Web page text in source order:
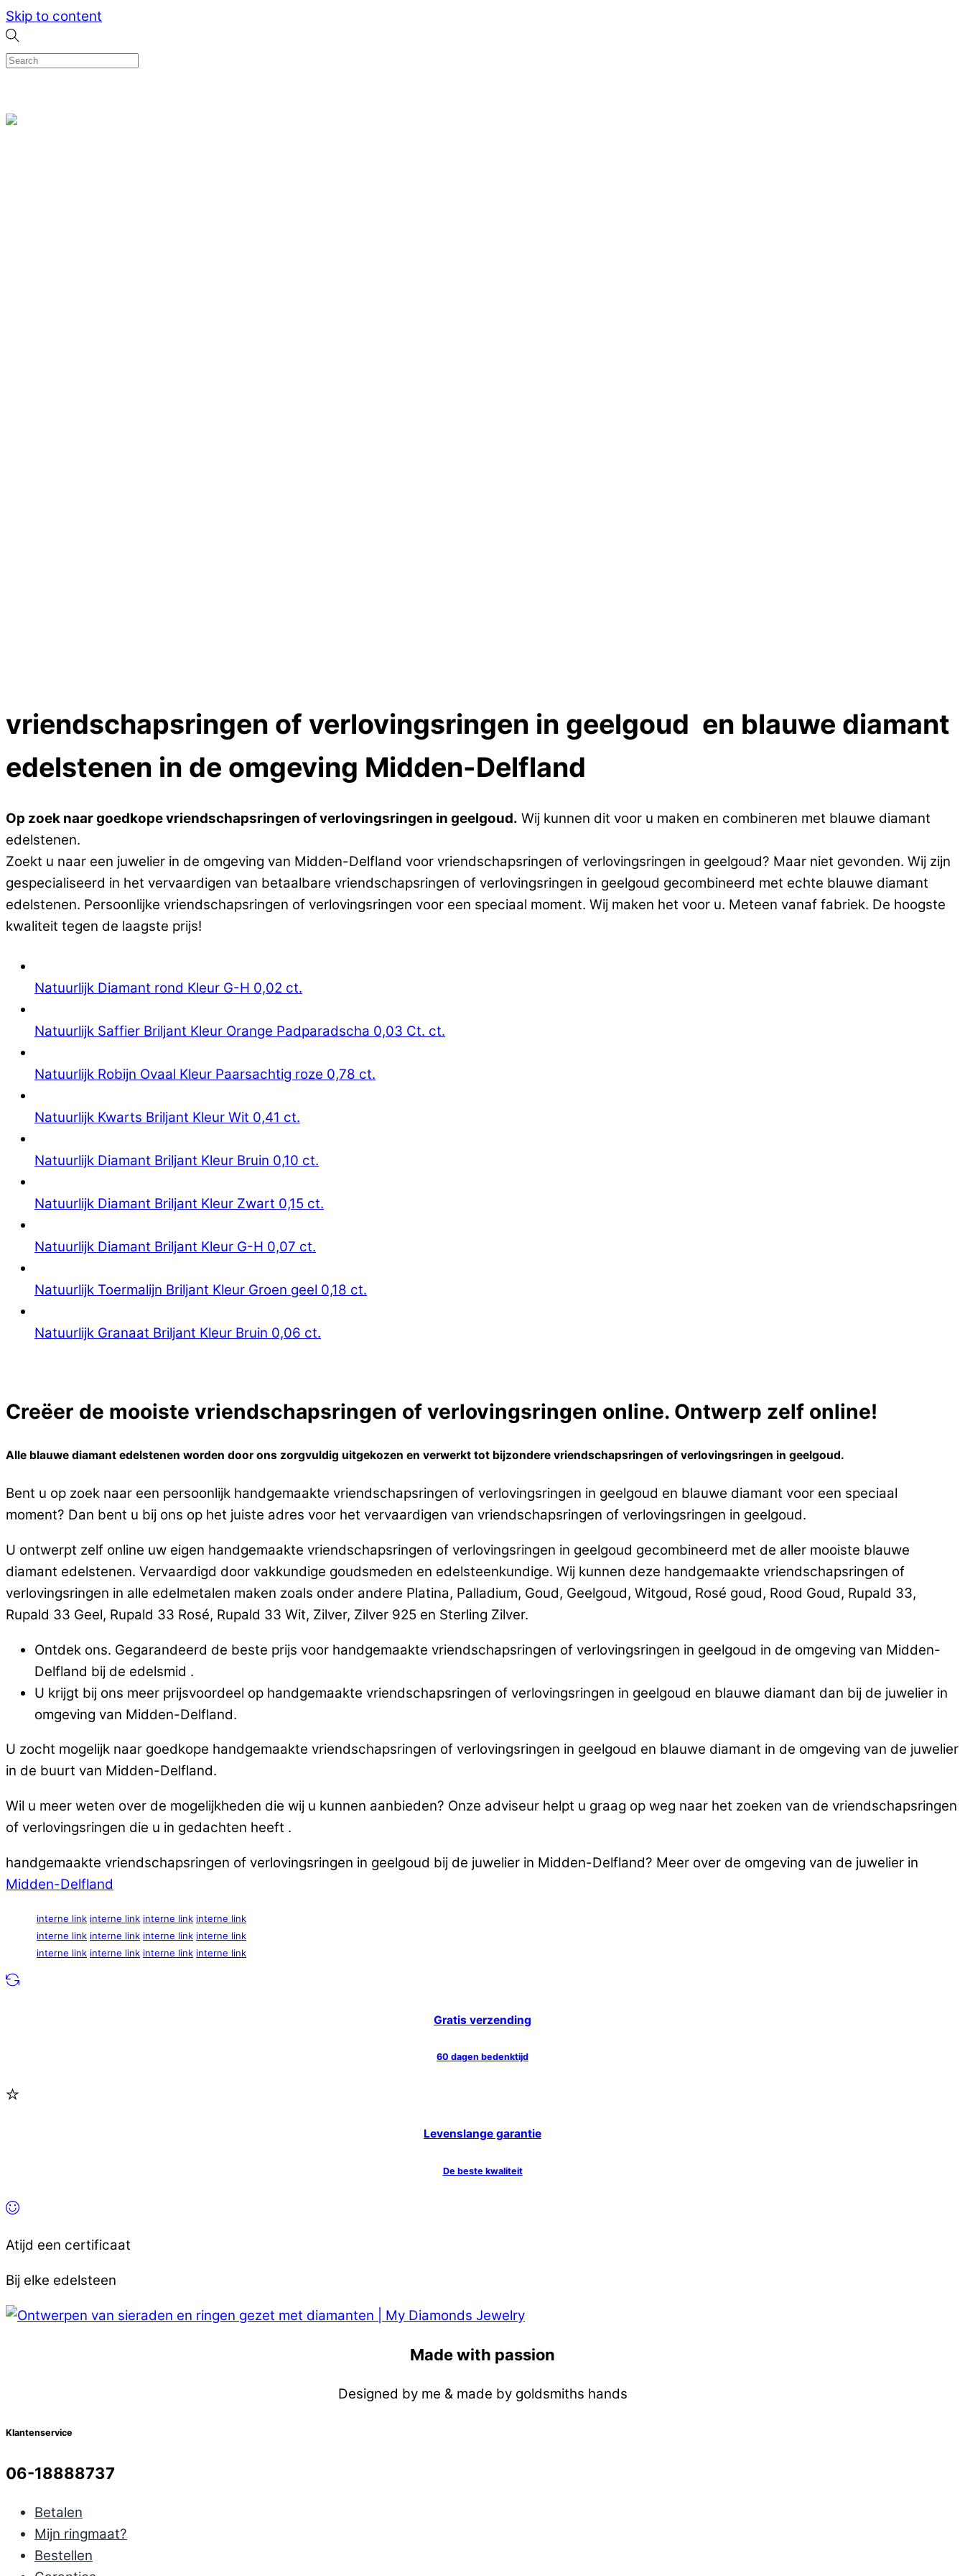
Skip to content
vriendschapsringen of verlovingsringen in geelgoud en blauwe diamant
edelstenen in de omgeving Midden-Delfland
Op zoek naar goedkope vriendschapsringen of verlovingsringen in geelgoud. Wij kunnen dit voor u maken en combineren met blauwe diamant
edelstenen.
Zoekt u naar een juwelier in de omgeving van Midden-Delfland voor vriendschapsringen of verlovingsringen in geelgoud? Maar niet gevonden. Wij zijn
gespecialiseerd in het vervaardigen van betaalbare vriendschapsringen of verlovingsringen in geelgoud gecombineerd met echte blauwe diamant
edelstenen. Persoonlijke vriendschapsringen of verlovingsringen voor een speciaal moment. Wij maken het voor u. Meteen vanaf fabriek. De hoogste
kwaliteit tegen de laagste prijs!
Natuurlijk Diamant rond Kleur G-H 0,02 ct.
Natuurlijk Saffier Briljant Kleur Orange Padparadscha 0,03 Ct. ct.
Natuurlijk Robijn Ovaal Kleur Paarsachtig roze 0,78 ct.
Natuurlijk Kwarts Briljant Kleur Wit 0,41 ct.
Natuurlijk Diamant Briljant Kleur Bruin 0,10 ct.
Natuurlijk Diamant Briljant Kleur Zwart 0,15 ct.
Natuurlijk Diamant Briljant Kleur G-H 0,07 ct.
Natuurlijk Toermalijn Briljant Kleur Groen geel 0,18 ct.
Natuurlijk Granaat Briljant Kleur Bruin 0,06 ct.
Creëer de mooiste vriendschapsringen of verlovingsringen online. Ontwerp zelf online!
Alle blauwe diamant edelstenen worden door ons zorgvuldig uitgekozen en verwerkt tot bijzondere vriendschapsringen of verlovingsringen in geelgoud.
Bent u op zoek naar een persoonlijk handgemaakte vriendschapsringen of verlovingsringen in geelgoud en blauwe diamant voor een speciaal
moment? Dan bent u bij ons op het juiste adres voor het vervaardigen van vriendschapsringen of verlovingsringen in geelgoud.
U ontwerpt zelf online uw eigen handgemaakte vriendschapsringen of verlovingsringen in geelgoud gecombineerd met de aller mooiste blauwe
diamant edelstenen. Vervaardigd door vakkundige goudsmeden en edelsteenkundige. Wij kunnen deze handgemaakte vriendschapsringen of
verlovingsringen in alle edelmetalen maken zoals onder andere Platina, Palladium, Goud, Geelgoud, Witgoud, Rosé goud, Rood Goud, Rupald 33,
Rupald 33 Geel, Rupald 33 Rosé, Rupald 33 Wit, Zilver, Zilver 925 en Sterling Zilver.
Ontdek ons. Gegarandeerd de beste prijs voor handgemaakte vriendschapsringen of verlovingsringen in geelgoud in de omgeving van Midden-
Delfland bij de edelsmid .
U krijgt bij ons meer prijsvoordeel op handgemaakte vriendschapsringen of verlovingsringen in geelgoud en blauwe diamant dan bij de juwelier in
omgeving van Midden-Delfland.
U zocht mogelijk naar goedkope handgemaakte vriendschapsringen of verlovingsringen in geelgoud en blauwe diamant in de omgeving van de juwelier
in de buurt van Midden-Delfland.
Wil u meer weten over de mogelijkheden die wij u kunnen aanbieden? Onze adviseur helpt u graag op weg naar het zoeken van de vriendschapsringen
of verlovingsringen die u in gedachten heeft .
handgemaakte vriendschapsringen of verlovingsringen in geelgoud bij de juwelier in Midden-Delfland? Meer over de omgeving van de juwelier in
Midden-Delfland
interne link interne link interne link interne link
interne link interne link interne link interne link
interne link interne link interne link interne link
Gratis verzending
60 dagen bedenktijd
Levenslange garantie
De beste kwaliteit
Atijd een certificaat
Bij elke edelsteen
Made with passion
Designed by me & made by goldsmiths hands
Klantenservice
06-18888737
Betalen
Mijn ringmaat?
Bestellen